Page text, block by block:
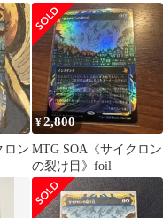
本語
ロン
¥2,800
MTG SOA《サイクロン
の裂け目》foil